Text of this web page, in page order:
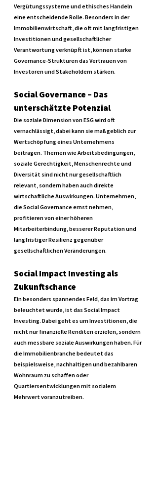
Vergütungssysteme und ethisches Handeln
eine entscheidende Rolle. Besonders in der
Immobilienwirtschaft, die oft mit langfristigen
Investitionen und gesellschaftlicher
Verantwortung verknüpft ist, können starke
Governance-Strukturen das Vertrauen von
Investoren und Stakeholdern stärken.
Social Governance – Das
unterschätzte Potenzial
Die soziale Dimension von ESG wird oft
vernachlässigt, dabei kann sie maßgeblich zur
Wertschöpfung eines Unternehmens
beitragen. Themen wie Arbeitsbedingungen,
soziale Gerechtigkeit, Menschenrechte und
Diversität sind nicht nur gesellschaftlich
relevant, sondern haben auch direkte
wirtschaftliche Auswirkungen. Unternehmen,
die Social Governance ernst nehmen,
profitieren von einer höheren
Mitarbeiterbindung, besserer Reputation und
langfristiger Resilienz gegenüber
gesellschaftlichen Veränderungen.
Social Impact Investing als
Zukunftschance
Ein besonders spannendes Feld, das im Vortrag
beleuchtet wurde, ist das Social Impact
Investing. Dabei geht es um Investitionen, die
nicht nur finanzielle Renditen erzielen, sondern
auch messbare soziale Auswirkungen haben. Für
die Immobilienbranche bedeutet das
beispielsweise, nachhaltigen und bezahlbaren
Wohnraum zu schaffen oder
Quartiersentwicklungen mit sozialem
Mehrwert voranzutreiben.